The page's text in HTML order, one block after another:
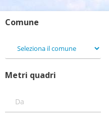
Comune
Metri quadri